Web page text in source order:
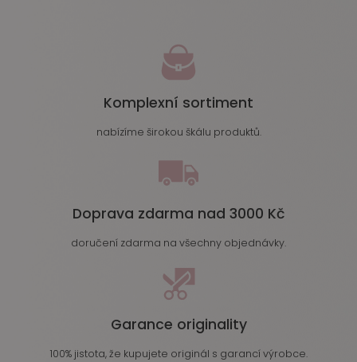
Komplexní sortiment
nabízíme širokou škálu produktů.
Doprava zdarma nad 3000 Kč
doručení zdarma na všechny objednávky.
Garance originality
100% jistota, že kupujete originál s garancí výrobce.